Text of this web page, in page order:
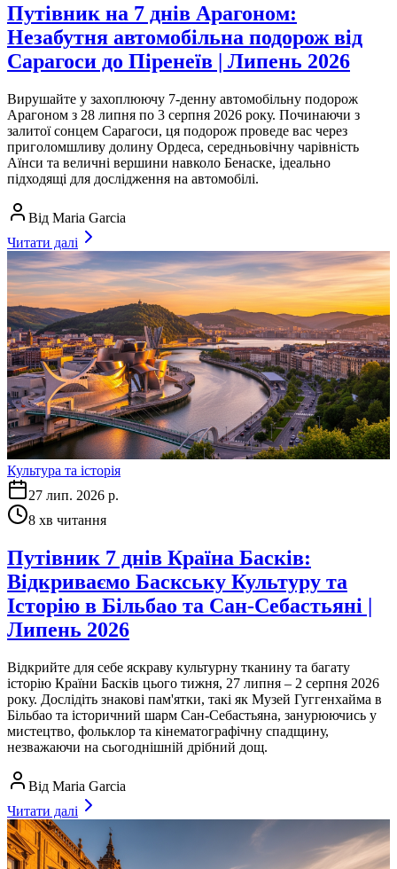
Путівник на 7 днів Арагоном:
Незабутня автомобільна подорож від
Сарагоси до Піренеїв | Липень 2026
Вирушайте у захоплюючу 7-денну автомобільну подорож
Арагоном з 28 липня по 3 серпня 2026 року. Починаючи з
залитої сонцем Сарагоси, ця подорож проведе вас через
приголомшливу долину Ордеса, середньовічну чарівність
Аїнси та величні вершини навколо Бенаске, ідеально
підходящі для дослідження на автомобілі.
Від Maria Garcia
Читати далі
Культура та історія
27 лип. 2026 р.
8 хв читання
Путівник 7 днів Країна Басків:
Відкриваємо Баскську Культуру та
Історію в Більбао та Сан-Себастьяні |
Липень 2026
Відкрийте для себе яскраву культурну тканину та багату
історію Країни Басків цього тижня, 27 липня – 2 серпня 2026
року. Дослідіть знакові пам'ятки, такі як Музей Гуггенхайма в
Більбао та історичний шарм Сан-Себастьяна, занурюючись у
мистецтво, фольклор та кінематографічну спадщину,
незважаючи на сьогоднішній дрібний дощ.
Від Maria Garcia
Читати далі